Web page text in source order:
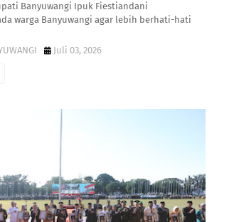
Banyuwangi Ipuk Fiestiandani
warga Banyuwangi agar lebih berhati-hati
Juli 03, 2026